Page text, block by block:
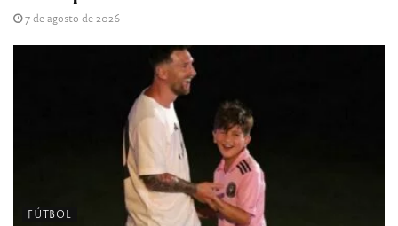
7 de agosto de 2026
FÚTBOL